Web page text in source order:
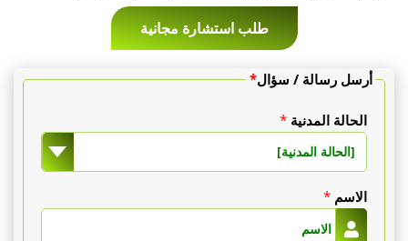
طلب استشارة مجانية
أرسل رسالة / سؤال*
الحالة المدنية*
[الحالة المدنية]
الاسم*